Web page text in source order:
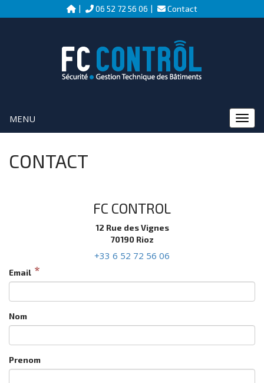
06 52 72 56 06 Contact
MENU
MENU
CONTACT
FC CONTROL
12 Rue des Vignes
70190 Rioz
+33 6 52 72 56 06
Email
Nom
Prenom